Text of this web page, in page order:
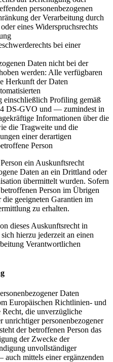
personenbezogenen
der Verarbeitung durch
eines Widerspruchsrechts
bei einer
Daten nicht bei der
werden: Alle verfügbaren
Herkunft der Daten
einschließlich Profiling gemäß
DS-GVO und — zumindest in
Informationen über die
die Tragweite und die
einer derartigen
Person
ein Auskunftsrecht
Daten an ein Drittland oder
übermittelt wurden. Sofern
Person im Übrigen
geeigneten Garantien im
zu erhalten.
dieses Auskunftsrecht in
hierzu jederzeit an einen
Verantwortlichen
Daten
Europäischen Richtlinien- und
Recht, die unverzügliche
unrichtiger personenbezogener
der betroffenen Person das
der Zwecke der
unvollständiger
mittels einer ergänzenden